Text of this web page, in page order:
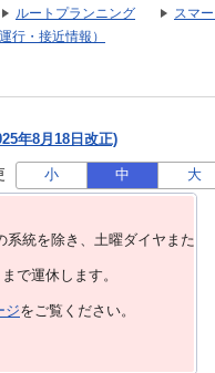
ルートプランニング
スマ
行・接近情報）
年8月18日改正)
小 中 大
統を除き、⼟曜ダイヤまた
で運休します。
ジをご覧ください。